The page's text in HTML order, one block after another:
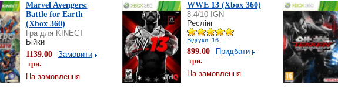
Marvel Avengers:
Battle for Earth
(Xbox 360)
Гра для KINECT
Бійки
1139.00
грн.
Замовити
На замовлення
WWE 13 (Xbox 360)
8.4/10 IGN
Реслінг
Відгуки: 16
899.00
грн.
Придбати
На замовлення